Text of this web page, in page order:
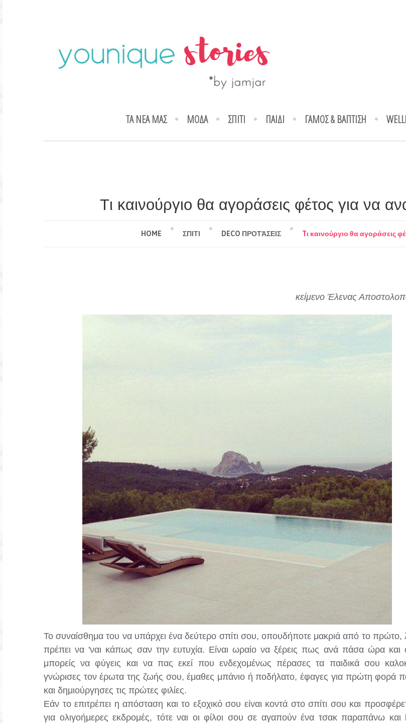
ΤΑ ΝΕΑ ΜΑΣ ΜΟΔΑ ΣΠΙΤΙ ΠΑΙΔΙ ΓΑΜΟΣ & ΒΑΠΤΙΣΗ
Tι καινούργιο θα αγοράσεις φέτος για να
HOME ΣΠΙΤΙ DECO ΠΡΟΤΆΣΕΙΣ Tι καινούργιο θα αγοράσεις
κείμενο Έλενας
Το συναίσθημα του να υπάρχει ένα δεύτερο σπίτι σου, οπουδήποτε μακριά από το πρώτο,
πρέπει να 'ναι κάπως σαν την ευτυχία. Είναι ωραίο να ξέρεις πως ανά πάσα ώρα και
μπορείς να φύγεις και να πας εκεί που ενδεχομένως πέρασες τα παιδικά σου
γνώρισες τον έρωτα της ζωής σου, έμαθες μπάνιο ή ποδήλατο, έφαγες για πρώτη φορά
και δημιούργησες τις πρώτες φιλίες.
Εάν το επιτρέπει η απόσταση και το εξοχικό σου είναι κοντά στο σπίτι σου και
για ολιγοήμερες εκδρομές, τότε ναι οι φίλοι σου σε αγαπούν ένα τσακ παραπάνω και